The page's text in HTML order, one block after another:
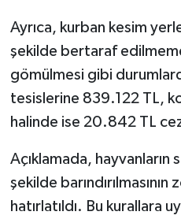
Ayrıca, kurban kesim
şekilde bertaraf
gömülmesi gibi
tesislerine 839.122 TL,
halinde ise 20.842 TL
Açıklamada, hayvanların
şekilde
hatırlatıldı. Bu kurallara